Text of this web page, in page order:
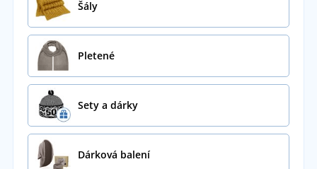
Šály
Pletené
Sety a dárky
Dárková balení